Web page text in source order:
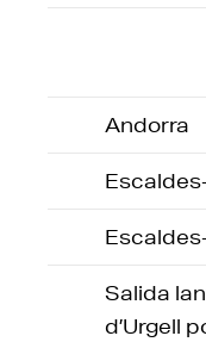
Andorra
Salida
d’Urgell